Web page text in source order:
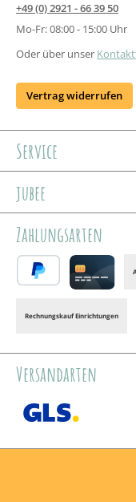
+49 (0) 2921 - 66 39 50
Mo-Fr: 08:00 - 15:00 Uhr
Oder über unser
Vertrag widerrufen
Service
jubee
Zahlungsarten
Rechnungskauf Einrichtungen
Versandarten